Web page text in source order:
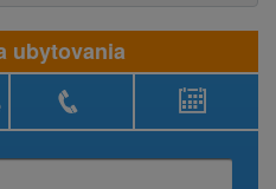
ubytovania
Zavolajte Obsadenosť